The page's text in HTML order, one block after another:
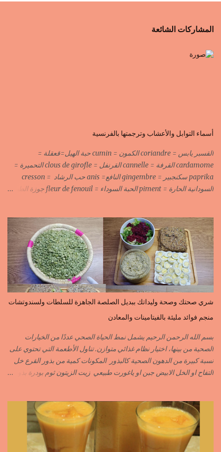
المشاركات الشائعة
أسماء التوابل والأعشاب وترجمتها بالفرنسية
القسبر يابس = coriandre الكمون = cumin حبة الهيل=قعقلة =
cardamome القرفة = cannelle القرنفل = clous de girofle التحميرة =
paprika سكنجبير = gingembre النافع= anis حب الرشاد = cresson
السودانية الحارة = piment الحبة السوداء = fleur de fenouil جوزة الطيب
=nigelle اليبزار الأبيض=poivre blonc الخرقوم =safran des
indes=curcuma اليبزار الأسود=poivre noir زعفران=safran
جنجلان=grains de sésame الكبابة=cubèbe=piment de jamaique
بسيبيسة=macis الكوزة الصحراوية=maniguette عرق السوس=reglisse
لسان الطير=fruit de frène النافع نجيمات=badiane ظهر فلفل=poivre
long الفلفلة الحلوة……………PIMENT DOUX الفلفلة الحارة……………
PIMENT PIQUANT,FORT. سكين جبير……………….GINGEMBRE
القرفة……………………..CANNELLE الكمون…………………….CUMIN الفلفلة
الابزار………………………POIVRE راس الحانوت …………. RASS EL HANOUT
C’EST L ...
شري صحتك وصحة وليداتك ببديل الصلصة الجاهزة للسلطات ولسندوتشات
منجم فوائد مليئة بالفيتامينات والمعادن
بسم الله الرحمن الرحيم يشمل نمط الحياة الصحي عددًا من الخيارات
الصحية من بينها، اختيار نظام غذائي متوازن. تناول الأطعمة التي تحتوي على
نسبة كبيرة من الدهون الصحية كالبذور المكونات كمية من بذور القرع خل
التفاح او الخل الابيض جبن او ياغورت طبيعي زيت الزيتون ثوم بودرة بذور
si=EjD0K3Lgs58txUgM